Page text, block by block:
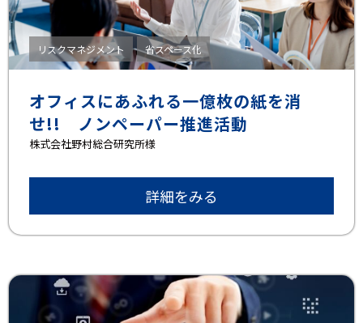
リスクマネジメント 省スペース化
オフィスにあふれる一億枚の紙を消
せ!! ノンペーパー推進活動
株式会社野村総合研究所様
詳細をみる